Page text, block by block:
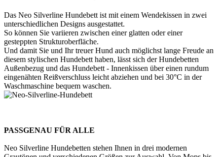
Das Neo Silverline Hundebett ist mit einem Wendekissen in zwei
unterschiedlichen Designs ausgestattet.
So können Sie variieren zwischen einer glatten oder einer
gesteppten Strukturoberfläche.
Und damit Sie und Ihr treuer Hund auch möglichst lange Freude an
diesem stylischen Hundebett haben, lässt sich der Hundebetten
Außenbezug und das Hundebett - Innenkissen über einen rundum
eingenähten Reißverschluss leicht abziehen und bei 30°C in der
Waschmaschine bequem waschen.
PASSGENAU FÜR ALLE
Neo Silverline Hundebetten stehen Ihnen in drei modernen